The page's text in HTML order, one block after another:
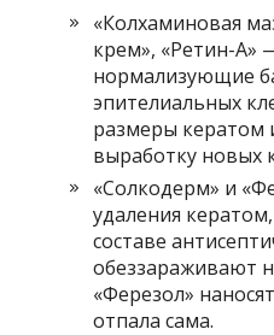
«Колхаминовая
крем», «Ретин-А»
нормализующие
эпителиальных
размеры кератом
выработку новых
«Солкодерм» и
удаления
составе
обеззараживают
«Ферезол»
отпала сама.